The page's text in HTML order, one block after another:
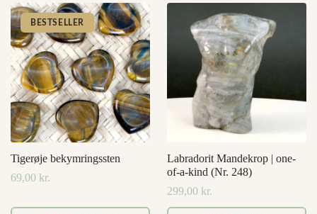
BESTSELLER
Tigerøje bekymringssten
69,00 kr.
Labradorit Mandekrop | one-
of-a-kind (Nr. 248)
299,00 kr.